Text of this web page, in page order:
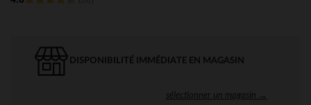
DISPONIBILITÉ IMMÉDIATE EN MAGASIN
sélectionner un magasin →